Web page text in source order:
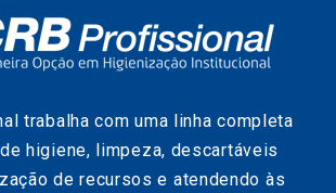
trabalha com uma linha completa
higiene, limpeza, descartáveis
de recursos e atendendo às